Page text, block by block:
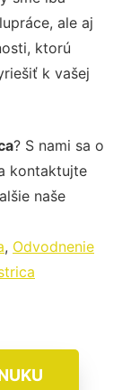
ale aj
ktorú
k vašej
? S nami sa o
kontaktujte
naše
, Odvodnenie